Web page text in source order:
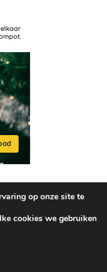
op onze site te
cookies we gebruiken